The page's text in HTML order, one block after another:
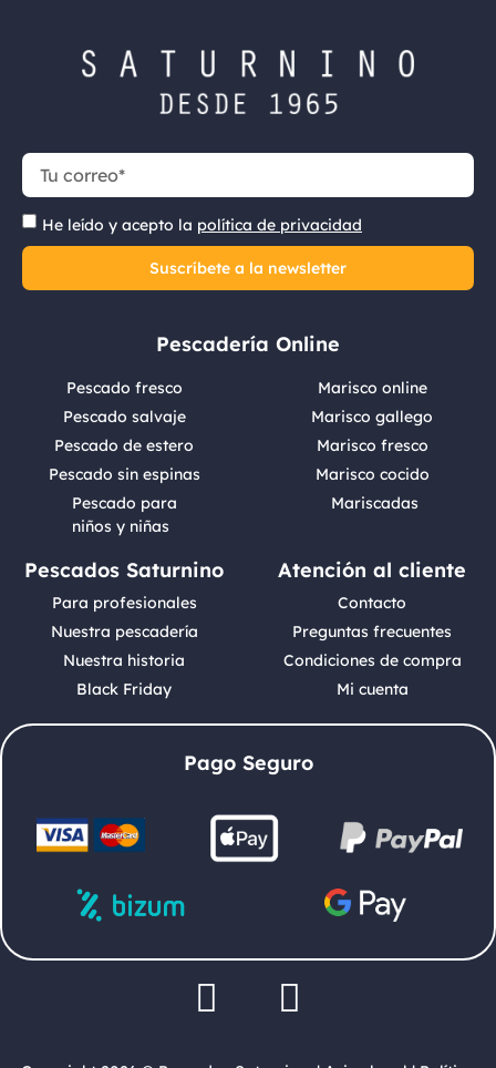
He leído y acepto la política de privacidad
Suscríbete a la newsletter
Pescadería Online
Pescado fresco
Pescado salvaje
Pescado de estero
Pescado sin espinas
Pescado para
niños y niñas
Marisco online
Marisco gallego
Marisco fresco
Marisco cocido
Mariscadas
Pescados Saturnino
Para profesionales
Nuestra pescadería
Nuestra historia
Black Friday
Atención al cliente
Contacto
Preguntas frecuentes
Condiciones de compra
Mi cuenta
Pago Seguro